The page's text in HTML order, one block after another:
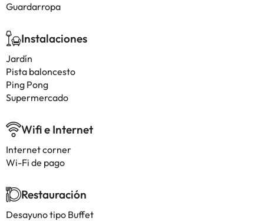
Guardarropa
Instalaciones
Jardín
Pista baloncesto
Ping Pong
Supermercado
Wifi e Internet
Internet corner
Wi-Fi de pago
Restauración
Desayuno tipo Buffet